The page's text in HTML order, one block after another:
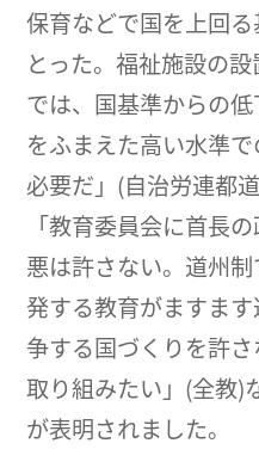
保育などで国を上回
とった。福祉施設の
では、国基準からの
をふまえた高い水準
必要だ」(自治労連都
「教育委員会に首長
悪は許さない。道州
発する教育がますま
争する国づくりを許
取り組みたい」(全教)
が表明されました。